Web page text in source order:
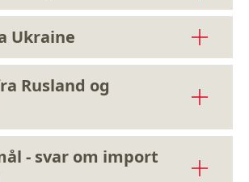
Ukraine
Rusland og
- svar om import